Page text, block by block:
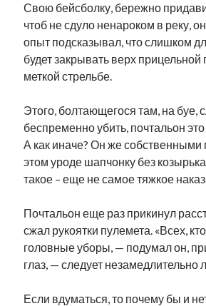
Свою бейсболку, бережно
чтоб не сдуло ненароком в реку,
опыт подсказывал, что слишком
будет закрывать верх
меткой стрельбе.
Этого, болтающегося там, на буе,
беспременно убить, почтальон
А как иначе? Он же собственными
этом уроде шапчонку без
такое – еще не самое тяжкое
Почтальон еще раз прикинул
сжал рукоятки пулемета. «Всех,
головные уборы, — подумал он,
глаз, — следует незамедлительно
Если вдуматься, то почему бы и